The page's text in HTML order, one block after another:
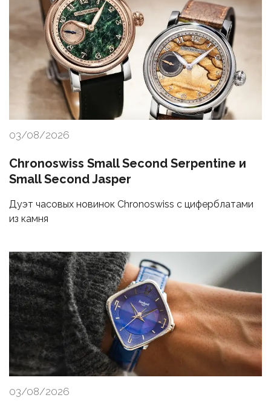
03/08/2026
Chronoswiss Small Second Serpentine и
Small Second Jasper
Дуэт часовых новинок Chronoswiss с циферблатами
из камня
03/08/2026